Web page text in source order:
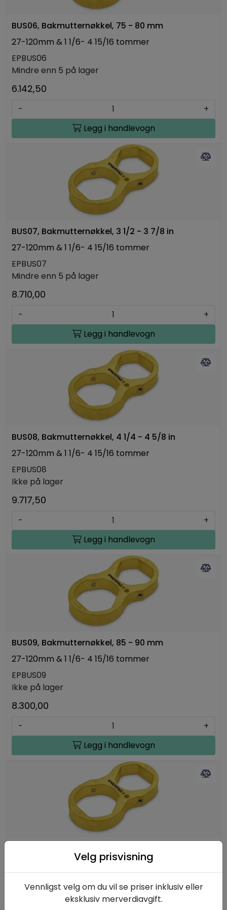
BUS06, Bakmutternøkkel, 75 - 80 mm
27-120mm & 1 1/6- 4 15/16 tommer
EPBUS06
Mindre enn 5 på lager
6.142,50
-
+
Legg i handlevogn
BUS07, Bakmutternøkkel, 3 1/2 - 3 7/8 in
27-120mm & 1 1/6- 4 15/16 tommer
EPBUS07
Mindre enn 5 på lager
8.710,00
-
+
Legg i handlevogn
BUS08, Bakmutternøkkel, 4 1/4 - 4 5/8 in
27-120mm & 1 1/6- 4 15/16 tommer
EPBUS08
Ikke på lager
9.717,50
-
+
Legg i handlevogn
BUS09, Bakmutternøkkel, 85 - 90 mm
27-120mm & 1 1/6- 4 15/16 tommer
EPBUS09
Ikke på lager
8.300,00
-
+
Legg i handlevogn
27-120mm & 1 1/6- 4 15/16 tommer
Ikke på lager
Velg prisvisning
Vennligst velg om du vil se priser inklusiv eller
eksklusiv merverdiavgift.